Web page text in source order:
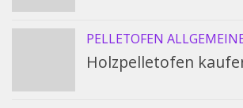
PELLETOFEN
Holzpelletofen